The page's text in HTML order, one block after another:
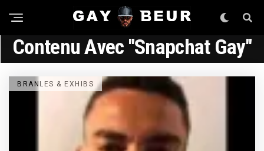
Contenu Avec "snapchat Gay"
BRANLES & EXHIBS